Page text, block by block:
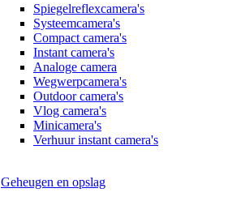
Spiegelreflexcamera's
Systeemcamera's
Compact camera's
Instant camera's
Analoge camera
Wegwerpcamera's
Outdoor camera's
Vlog camera's
Minicamera's
Verhuur instant camera's
Geheugen en opslag